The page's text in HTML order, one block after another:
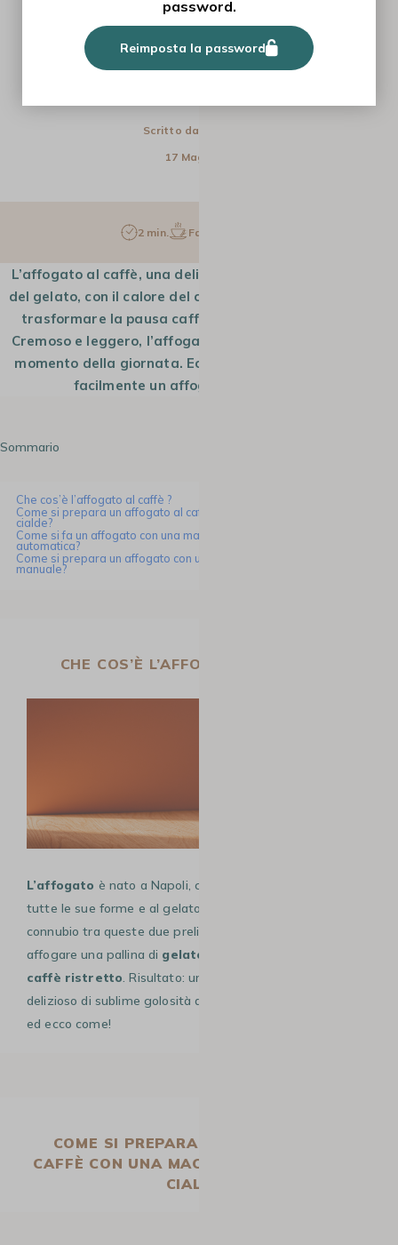
LA RICETTA DELL'AFFOGATO AL
Scritto da
17 Mag 2024
2 min. Facile
L’affogato al caffè, una delizia che unisce la freschezza
del gelato, con il calore del caffè. Una ricetta golosa per
trasformare la pausa caffè in un break rinfrescante.
Cremoso e leggero, l’affogato si apprezza in qualunque
momento della giornata. Ecco la ricetta per realizzare
facilmente un affogato fatto in casa.
Sommario
Che cos’è l’affogato al caffè ?
Come si prepara un affogato al caffè con una macchina a capsule o
cialde?
Come si fa un affogato con una macchina da caffè in grani
automatica?
Come si prepara un affogato con una macchina per caffè in grani
manuale?
CHE COS’È L’AFFOGATO AL CAFFÈ ?
L’affogato è nato a Napoli, città affezionata al caffè in
tutte le sue forme e al gelato in tutti i suoi gusti. Dal
connubio tra queste due prelibatezze, nasce l’idea di
affogare una pallina di gelato
caffè ristretto. Risultato: un matrimonio gustoso e
delizioso di sublime golosità al caffè. Provare per credere
ed ecco come!
COME SI PREPARA UN AFFOGATO AL
CAFFÈ CON UNA MACCHINA A CAPSULE O
CIALDE?
password.
Reimposta la password